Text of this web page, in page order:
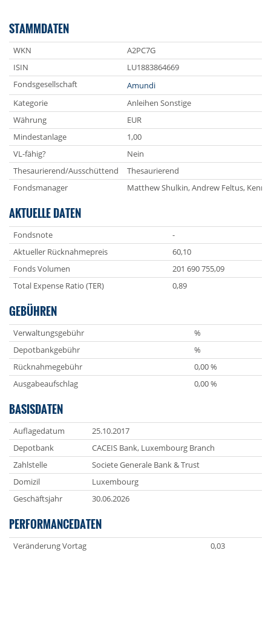
STAMMDATEN
WKN
A2PC7G
ISIN
LU1883864669
Fondsgesellschaft
Amundi
Kategorie
Anleihen Sonstige
Währung
EUR
Mindestanlage
1,00
VL-fähig?
Nein
Thesaurierend/Ausschüttend
Thesaurierend
Fondsmanager
Matthew Shulkin, Andrew Feltus,
AKTUELLE DATEN
Fondsnote
-
Aktueller Rücknahmepreis
60,10
Fonds Volumen
201 690 755,09
Total Expense Ratio (TER)
0,89
GEBÜHREN
Verwaltungsgebühr
%
Depotbankgebühr
%
Rücknahmegebühr
0,00 %
Ausgabeaufschlag
0,00 %
BASISDATEN
Auflagedatum
25.10.2017
Depotbank
CACEIS Bank, Luxembourg Branch
Zahlstelle
Societe Generale Bank & Trust
Domizil
Luxembourg
Geschäftsjahr
30.06.2026
PERFORMANCEDATEN
Veränderung Vortag 0,03